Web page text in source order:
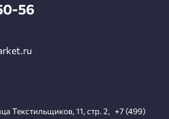
56
Текстильщиков, 11, стр. 2, +7 (499)